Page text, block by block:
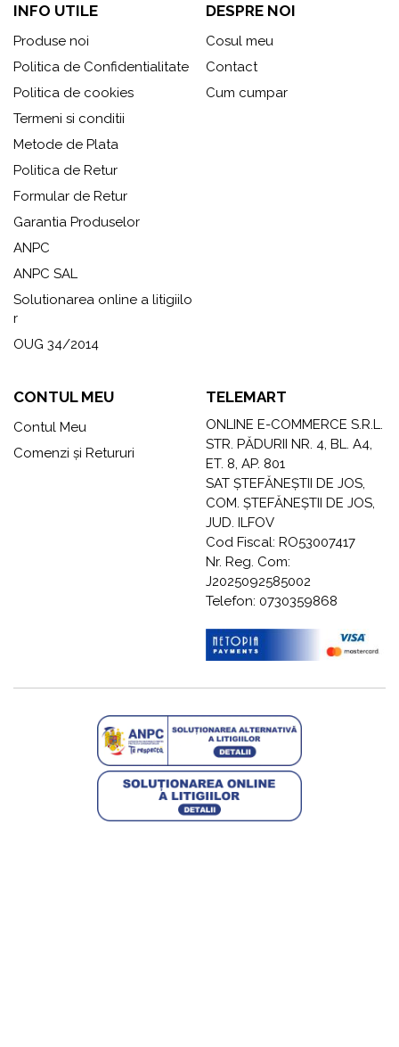
INFO UTILE
Produse noi
Politica de Confidentialitate
Politica de cookies
Termeni si conditii
Metode de Plata
Politica de Retur
Formular de Retur
Garantia Produselor
ANPC
ANPC SAL
Solutionarea online a litigiilo
r
OUG 34/2014
DESPRE NOI
Cosul meu
Contact
Cum cumpar
CONTUL MEU
Contul Meu
Comenzi și Retururi
TELEMART
ONLINE E-COMMERCE S.R.L.
STR. PĂDURII NR. 4, BL. A4,
ET. 8, AP. 801
SAT ȘTEFĂNEȘTII DE JOS,
COM. ȘTEFĂNEȘTII DE JOS,
JUD. ILFOV
Cod Fiscal: RO53007417
Nr. Reg. Com:
J2025092585002
Telefon: 0730359868